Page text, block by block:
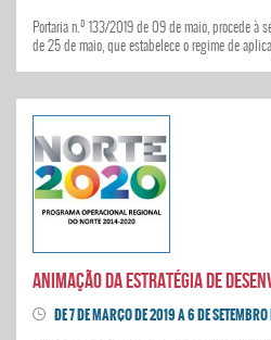
Portaria n.º 133/2019 de 09 de maio, procede à
de 25 de maio, que estabelece o regime de
ANIMAÇÃO DA ESTRATÉGIA DE
DE 7 DE MARÇO DE 2019 A 6 DE